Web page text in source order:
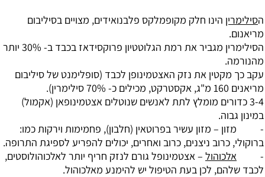
הסילימרין הינו חלק מקופמלקס פלבנואידים, מצויים בסיליבום
מריאנום.
הסילימרין מגביר את רמת הגלוטטיון פרוקסידאז בכבד ב- 30% יותר
מהנורמה.
עקב כך מקטין את נזק האצטמינופן לכבד (סופלימנט של סיליבום
מריאנים 160 מ"ג, אקסטרקט, מכילים כ- 70% סילימרין).
3-4 כדורים מומלץ לתת לאנשים שנוטלים אצטמינופאן (אקמול)
במינון גבוה.
- מזון – מזון עשיר בפרוטאין (חלבון), פחמימות וירקות כמו:
ברוקולי, כרוב ניצנים, כרוב ואחרים, יכולים להפריע לספיגת התרופה.
- אלכוהול – אצטמינופל גורם לנזק חריף יותר לאלכוהולוסטים,
לכבד שלהם, לכן בעת הטיפול יש להימנע מאלכוהול.